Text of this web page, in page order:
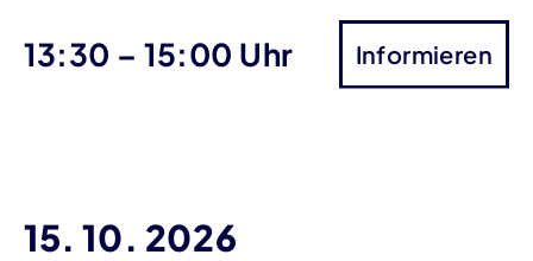
13:30 – bis
15:00 Uhr Informieren
15. 10. 2026